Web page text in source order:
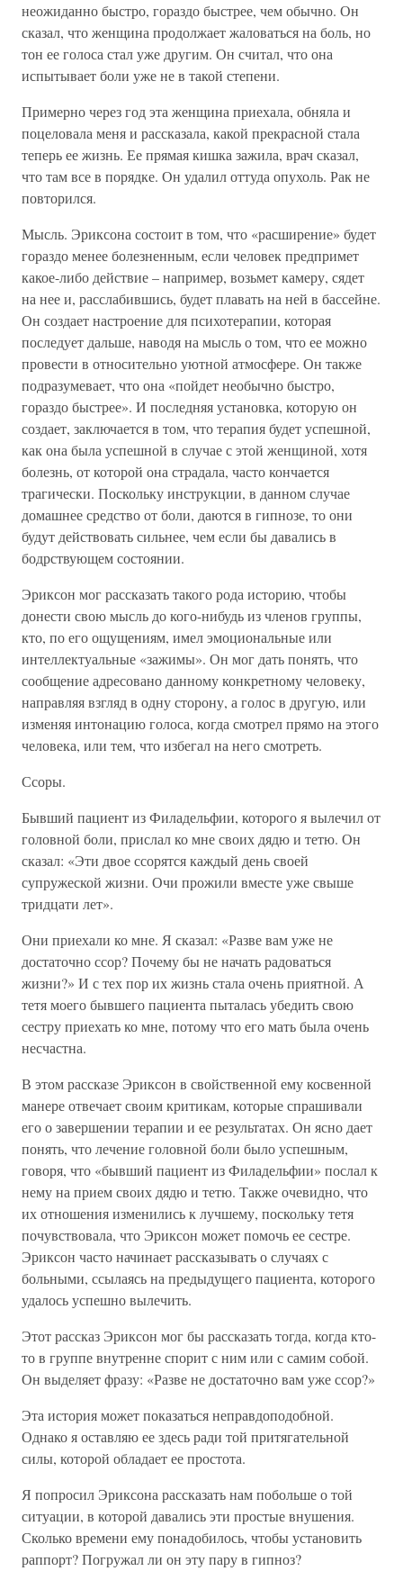
неожиданно быстро, гораздо быстрее, чем обычно. Он
сказал, что женщина продолжает жаловаться на боль, но
тон ее голоса стал уже другим. Он считал, что она
испытывает боли уже не в такой степени.
Примерно через год эта женщина приехала, обняла и
поцеловала меня и рассказала, какой прекрасной стала
теперь ее жизнь. Ее прямая кишка зажила, врач сказал,
что там все в порядке. Он удалил оттуда опухоль. Рак не
повторился.
Мысль. Эриксона состоит в том, что «расширение» будет
гораздо менее болезненным, если человек предпримет
какое-либо действие – например, возьмет камеру, сядет
на нее и, расслабившись, будет плавать на ней в бассейне.
Он создает настроение для психотерапии, которая
последует дальше, наводя на мысль о том, что ее можно
провести в относительно уютной атмосфере. Он также
подразумевает, что она «пойдет необычно быстро,
гораздо быстрее». И последняя установка, которую он
создает, заключается в том, что терапия будет успешной,
как она была успешной в случае с этой женщиной, хотя
болезнь, от которой она страдала, часто кончается
трагически. Поскольку инструкции, в данном случае
домашнее средство от боли, даются в гипнозе, то они
будут действовать сильнее, чем если бы давались в
бодрствующем состоянии.
Эриксон мог рассказать такого рода историю, чтобы
донести свою мысль до кого-нибудь из членов группы,
кто, по его ощущениям, имел эмоциональные или
интеллектуальные «зажимы». Он мог дать понять, что
сообщение адресовано данному конкретному человеку,
направляя взгляд в одну сторону, а голос в другую, или
изменяя интонацию голоса, когда смотрел прямо на этого
человека, или тем, что избегал на него смотреть.
Ссоры.
Бывший пациент из Филадельфии, которого я вылечил от
головной боли, прислал ко мне своих дядю и тетю. Он
сказал: «Эти двое ссорятся каждый день своей
супружеской жизни. Очи прожили вместе уже свыше
тридцати лет».
Они приехали ко мне. Я сказал: «Разве вам уже не
достаточно ссор? Почему бы не начать радоваться
жизни?» И с тех пор их жизнь стала очень приятной. А
тетя моего бывшего пациента пыталась убедить свою
сестру приехать ко мне, потому что его мать была очень
несчастна.
В этом рассказе Эриксон в свойственной ему косвенной
манере отвечает своим критикам, которые спрашивали
его о завершении терапии и ее результатах. Он ясно дает
понять, что лечение головной боли было успешным,
говоря, что «бывший пациент из Филадельфии» послал к
нему на прием своих дядю и тетю. Также очевидно, что
их отношения изменились к лучшему, поскольку тетя
почувствовала, что Эриксон может помочь ее сестре.
Эриксон часто начинает рассказывать о случаях с
больными, ссылаясь на предыдущего пациента, которого
удалось успешно вылечить.
Этот рассказ Эриксон мог бы рассказать тогда, когда кто-
то в группе внутренне спорит с ним или с самим собой.
Он выделяет фразу: «Разве не достаточно вам уже ссор?»
Эта история может показаться неправдоподобной.
Однако я оставляю ее здесь ради той притягательной
силы, которой обладает ее простота.
Я попросил Эриксона рассказать нам побольше о той
ситуации, в которой давались эти простые внушения.
Сколько времени ему понадобилось, чтобы установить
раппорт? Погружал ли он эту пару в гипноз?